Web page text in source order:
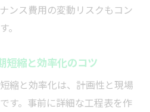
ンス費用の変動リスクもコン
。
短縮と効率化のコツ
縮と効率化は、計画性と現場
す。事前に詳細な工程表を作